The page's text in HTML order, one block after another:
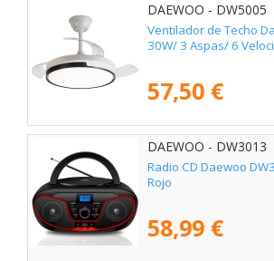
DAEWOO - DW5005
Ventilador de Techo
30W/ 3 Aspas/ 6
57,50 €
DAEWOO - DW3013
Radio CD Daewoo
Rojo
58,99 €